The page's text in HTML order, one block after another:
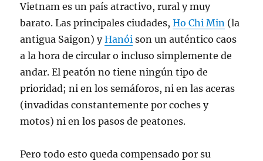
Vietnam es un país atractivo, rural y muy
barato. Las principales ciudades,Ho Chi Min (la
antigua Saigon) yHanói son un auténtico caos
a la hora de circular o incluso simplemente de
andar. El peatón no tiene ningún tipo de
prioridad; ni en los semáforos, ni en las aceras
(invadidas constantemente por coches y
motos) ni en los pasos de peatones.
Pero todo esto queda compensado por su